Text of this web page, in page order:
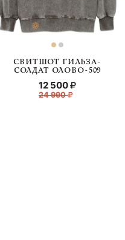
СВИТШОТ ГИЛЬЗА-
СОЛДАТ ОЛОВО-509
24 990
12 500